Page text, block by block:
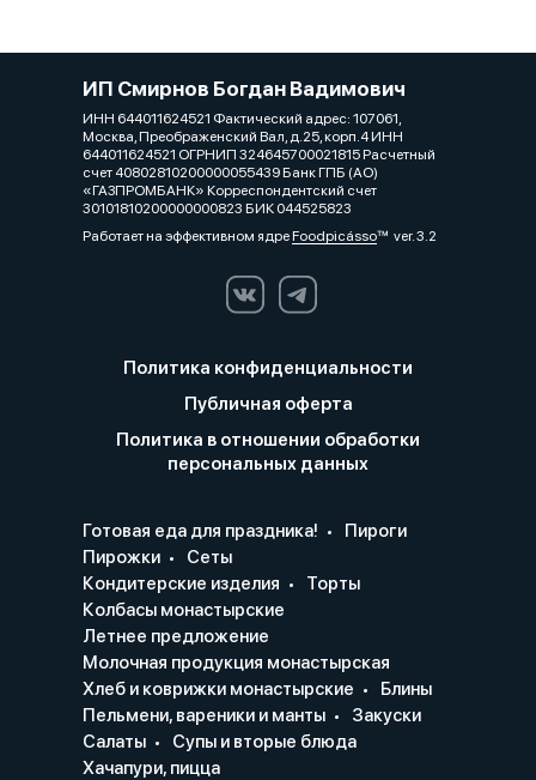
ИП Смирнов Богдан Вадимович
ИНН 644011624521 Фактический адрес: 107061,
Москва, Преображенский Вал, д.25, корп.4 ИНН
644011624521 ОГРНИП 324645700021815 Расчетный
счет 40802810200000055439 Банк ГПБ (АО)
«ГАЗПРОМБАНК» Корреспондентский счет
30101810200000000823 БИК 044525823
Работает на эффективном ядреFoodpicássover. 3.2
Политика конфиденциальности
Публичная оферта
Политика в отношении обработки
персональных данных
Готовая еда для праздника!
Пироги
Пирожки
Сеты
Кондитерские изделия
Торты
Колбасы монастырские
Летнее предложение
Молочная продукция монастырская
Хлеб и коврижки монастырские
Блины
Пельмени, вареники и манты
Закуски
Салаты
Супы и вторые блюда
Хачапури, пицца